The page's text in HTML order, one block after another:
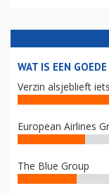
WAT IS EEN
Verzin alsjeblieft
European Airlines
The Blue Group